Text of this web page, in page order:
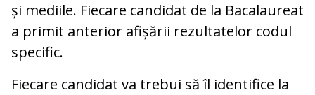
și mediile. Fiecare candidat de la Bacalaureat
a primit anterior afișării rezultatelor codul
specific.
Fiecare candidat va trebui să îl identifice la